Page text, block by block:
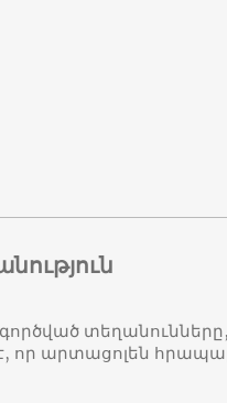
որ արտացոլեն